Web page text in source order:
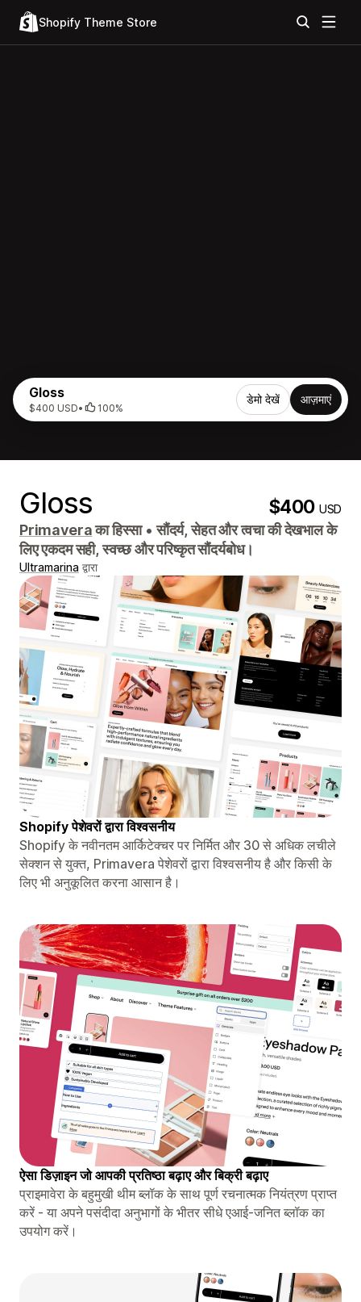
Shopify Theme Store
Gloss
$400 USD• 100%
डेमो देखें आज़माएं
Gloss $400USD
Primaveraका हिस्सा • सौंदर्य, सेहत और त्वचा की देखभाल के
लिए एकदम सही, स्वच्छ और परिष्कृत सौंदर्यबोध।
Ultramarina द्वारा
Shopify पेशेवरों द्वारा विश्वसनीय
Shopify के नवीनतम आर्किटेक्चर पर निर्मित और 30 से अधिक लचीले
सेक्शन से युक्त, Primavera पेशेवरों द्वारा विश्वसनीय है और किसी के
लिए भी अनुकूलित करना आसान है।
ऐसा डिज़ाइन जो आपकी प्रतिष्ठा बढ़ाए और बिक्री बढ़ाए
प्राइमावेरा के बहुमुखी थीम ब्लॉक के साथ पूर्ण रचनात्मक नियंत्रण प्राप्त
करें - या अपने पसंदीदा अनुभागों के भीतर सीधे एआई-जनित ब्लॉक का
उपयोग करें।